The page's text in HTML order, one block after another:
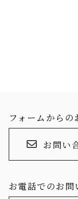
フォームから
お問い
お電話でのお問